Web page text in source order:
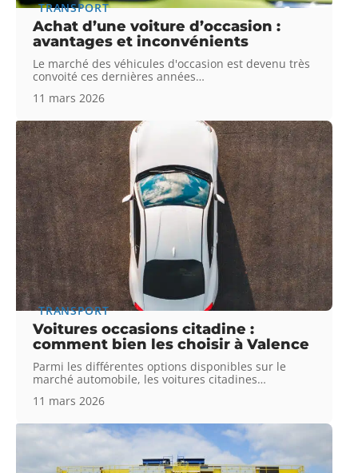
TRANSPORT
Achat d’une voiture d’occasion :
avantages et inconvénients
Le marché des véhicules d'occasion est devenu très
convoité ces dernières années…
11 mars 2026
TRANSPORT
Voitures occasions citadine :
comment bien les choisir à Valence
Parmi les différentes options disponibles sur le
marché automobile, les voitures citadines…
11 mars 2026